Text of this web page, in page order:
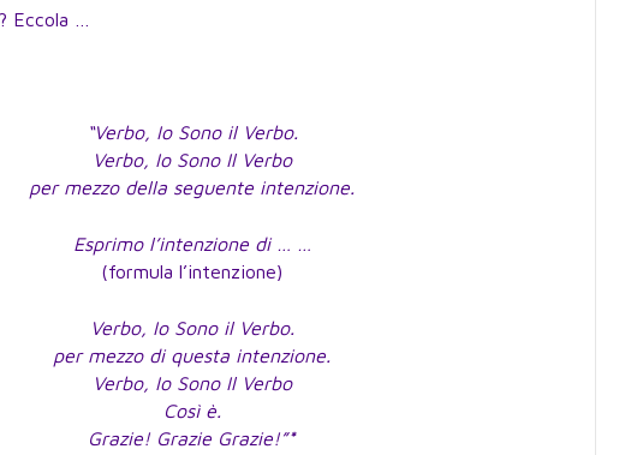
Eccola …
“Verbo, Io Sono il Verbo.
Verbo, Io Sono Il Verbo
per mezzo della seguente intenzione.
Esprimo l’intenzione di … …
(formula l’intenzione)
Verbo, Io Sono il Verbo.
per mezzo di questa intenzione.
Verbo, Io Sono Il Verbo
Così è.
Grazie! Grazie Grazie!”*